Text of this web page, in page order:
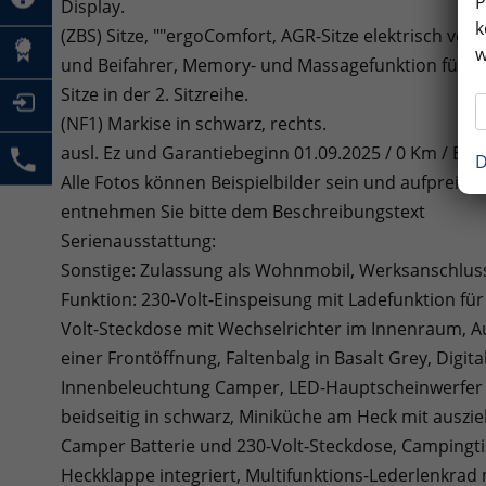
Display.
(ZBS) Sitze, ""ergoComfort, AGR-Sitze elektrisch
und Beifahrer, Memory- und Massagefunktion für
Sitze in der 2. Sitzreihe.
(NF1) Markise in schwarz, rechts.
ausl. Ez und Garantiebeginn 01.09.2025 / 0 Km /
Alle Fotos können Beispielbilder sein und
entnehmen Sie bitte dem Beschreibungstext
Serienausstattung:
Sonstige: Zulassung als Wohnmobil,
Funktion: 230-Volt-Einspeisung mit Ladefunktion
Volt-Steckdose mit Wechselrichter im Innenraum,
einer Frontöffnung, Faltenbalg in Basalt Grey,
Innenbeleuchtung Camper, LED-
beidseitig in schwarz, Miniküche am Heck mit
Camper Batterie und 230-Volt-Steckdose,
Heckklappe integriert, Multifunktions-Lederlenkrad